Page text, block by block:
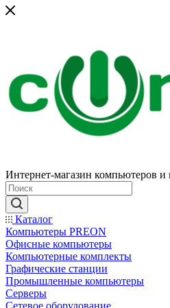
Интернет-магазин компьютеров и
Каталог
Компьютеры PREON
Офисные компьютеры
Компьютерные комплекты
Графические станции
Промышленные компьютеры
Серверы
Сетевое оборудование